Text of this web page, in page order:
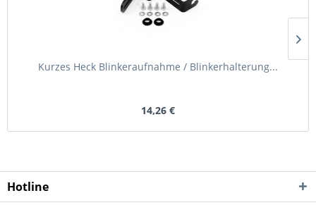
Kurzes Heck Blinkeraufnahme / Blinkerhalterung...
14,26 €
Hotline